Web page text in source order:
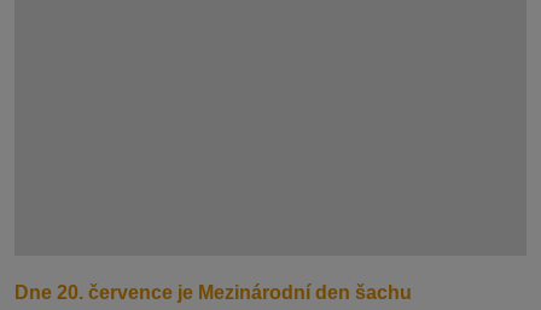
Dne 20. července je Mezinárodní den šachu